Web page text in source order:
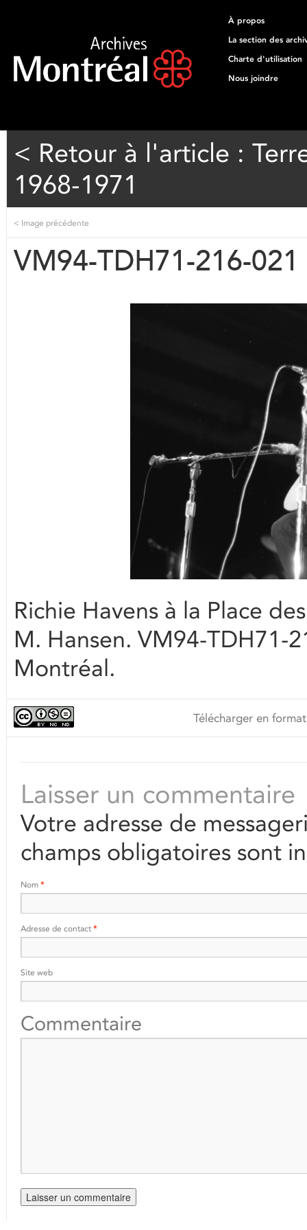
À propos
La section des
Charte d'utilisation
Nous joindre
< Retour à l'article :
1968-1971
< Image précédente
VM94-TDH71-216-021
Richie Havens à la Place
M. Hansen. VM94-TDH71-
Montréal.
Télécharger en
Laisser un commentaire
Votre adresse de
champs obligatoires sont
Nom *
Adresse de contact *
Site web
Commentaire